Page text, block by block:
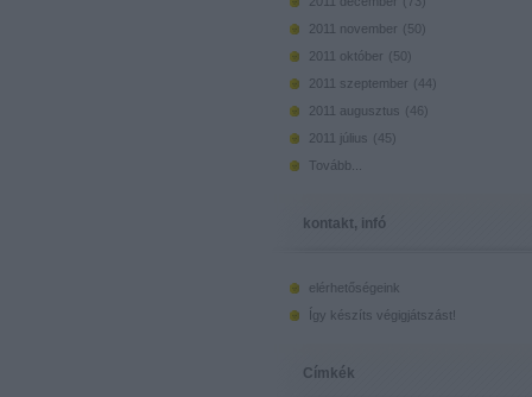
2011 november ( 50)
2011 október ( 50)
2011 szeptember ( 44)
2011 augusztus ( 46 )
2011 július ( 45)
Tovább
kontakt, infó
elérhetőségeink
Így készíts végigjátszást!
Címkék